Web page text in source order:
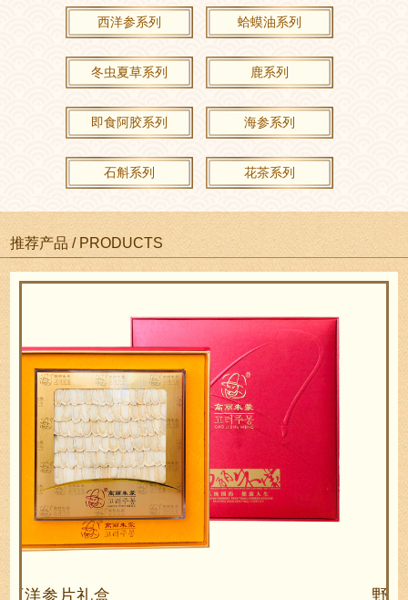
局GMP认证，是辽宁省首家通过GMP认...
西洋参系列 蛤蟆油系列
冬虫夏草系列 鹿系列
即食阿胶系列 海参系列
石斛系列 花茶系列
推荐产品 / PRODUCTS
野山参礼盒